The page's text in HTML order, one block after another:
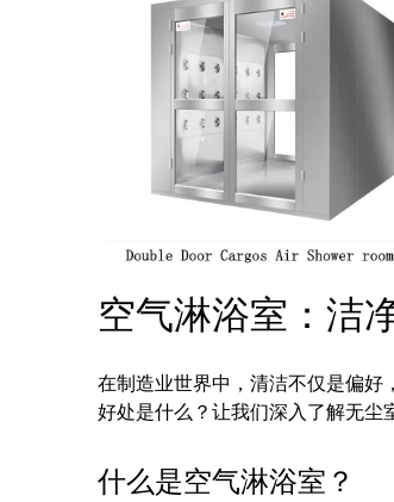
空气淋浴室：洁
在制造业世界中，清洁不仅是偏
好处是什么？让我们深入了解无尘
什么是空气淋浴室？